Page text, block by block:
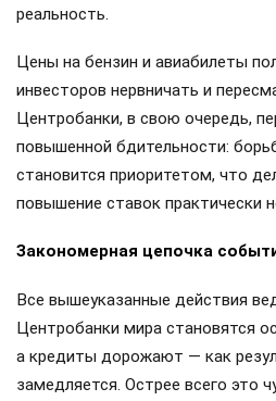
реальность.
Цены на бензин и авиабилеты
инвесторов нервничать и
Центробанки, в свою очередь,
повышенной бдительности:
становится приоритетом, что
повышение ставок практически
Закономерная цепочка
Все вышеуказанные действия
Центробанки мира становятся
а кредиты дорожают — как
замедляется. Острее всего это